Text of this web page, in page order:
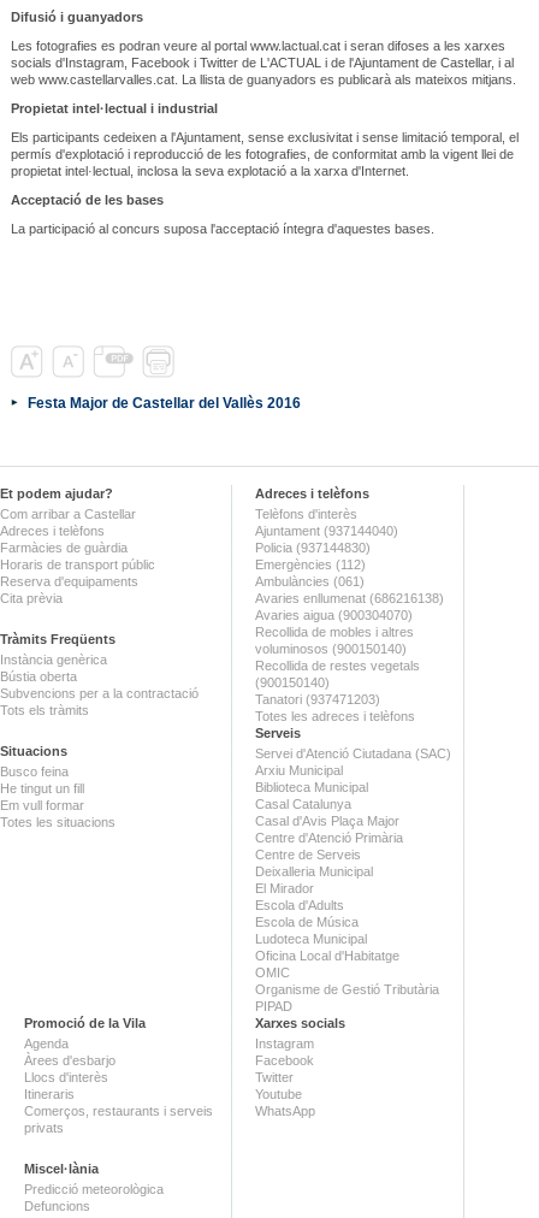
Difusió i guanyadors
Les fotografies es podran veure al portal www.lactual.cat i seran difoses a les xarxes
socials d'Instagram, Facebook i Twitter de L'ACTUAL i de l'Ajuntament de Castellar, i al
web www.castellarvalles.cat. La llista de guanyadors es publicarà als mateixos mitjans.
Propietat intel·lectual i industrial
Els participants cedeixen a l'Ajuntament, sense exclusivitat i sense limitació temporal, el
permís d'explotació i reproducció de les fotografies, de conformitat amb la vigent llei de
propietat intel·lectual, inclosa la seva explotació a la xarxa d'Internet.
Acceptació de les bases
La participació al concurs suposa l'acceptació íntegra d'aquestes bases.
Festa Major de Castellar del Vallès 2016
Et podem ajudar?
Com arribar a Castellar
Adreces i telèfons
Farmàcies de guàrdia
Horaris de transport públic
Reserva d'equipaments
Cita prèvia
Tràmits Freqüents
Instància genèrica
Bústia oberta
Subvencions per a la contractació
Tots els tràmits
Situacions
Busco feina
He tingut un fill
Em vull formar
Totes les situacions
Adreces i telèfons
Telèfons d'interès
Ajuntament (937144040)
Policia (937144830)
Emergències (112)
Ambulàncies (061)
Avaries enllumenat (686216138)
Avaries aigua (900304070)
Recollida de mobles i altres
voluminosos (900150140)
Recollida de restes vegetals
(900150140)
Tanatori (937471203)
Totes les adreces i telèfons
Serveis
Servei d'Atenció Ciutadana (SAC)
Arxiu Municipal
Biblioteca Municipal
Casal Catalunya
Casal d'Avis Plaça Major
Centre d'Atenció Primària
Centre de Serveis
Deixalleria Municipal
El Mirador
Escola d'Adults
Escola de Música
Ludoteca Municipal
Oficina Local d'Habitatge
OMIC
Organisme de Gestió Tributària
PIPAD
Promoció de la Vila
Agenda
Àrees d'esbarjo
Llocs d'interès
Itineraris
Comerços, restaurants i serveis
privats
Miscel·lània
Predicció meteorològica
Defuncions
Xarxes socials
Instagram
Facebook
Twitter
Youtube
WhatsApp